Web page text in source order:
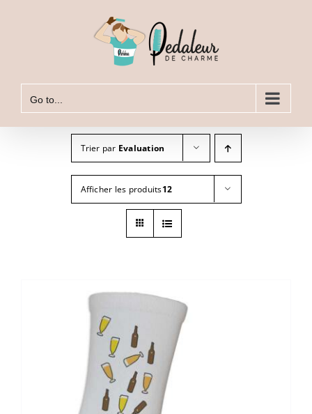
Go to...
Trier par Evaluation
Afficher les produits12